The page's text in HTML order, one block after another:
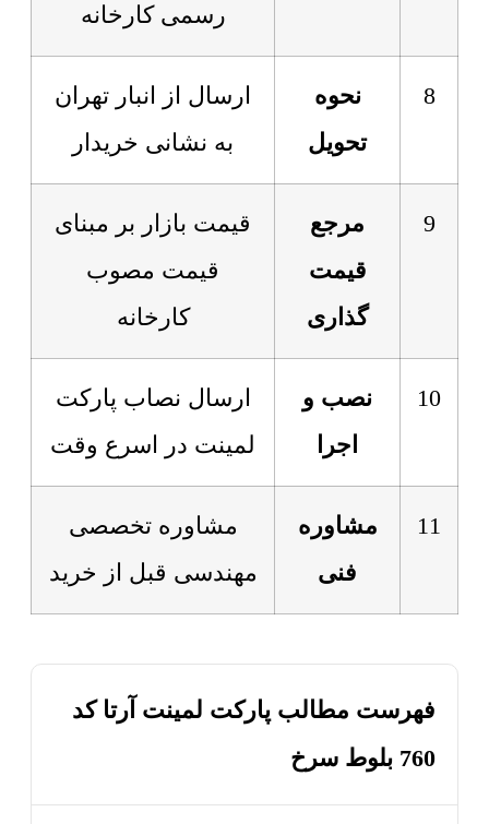
رسمی کارخانه
8
نحوه
تحویل
ارسال از انبار تهران
به نشانی خریدار
9
مرجع
قیمت
گذاری
قیمت بازار بر مبنای
قیمت مصوب
کارخانه
10
نصب و
اجرا
ارسال نصاب پارکت
لمینت در اسرع وقت
11
مشاوره
فنی
مشاوره تخصصی
مهندسی قبل از خرید
فهرست مطالب پارکت لمینت آرتا کد
760 بلوط سرخ